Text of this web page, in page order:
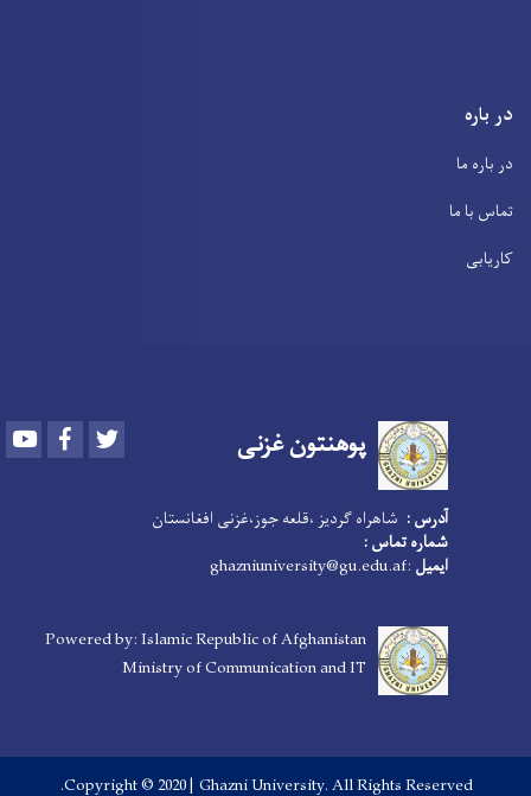
در باره
در باره ما
تماس با ما
کاریابی
پوهنتونغزنی Youtube Facebook
آدرس : شاهراه گردیز ،قلعه جوز،غزنی افغانستان
شماره تماس :
ایمیل :ghazniuniversity@gu.edu.af
Powered by: Islamic Republic of Afghanistan
Ministry of Communication and IT
Copyright © 2020 | Ghazni University. All Rights Reserved.